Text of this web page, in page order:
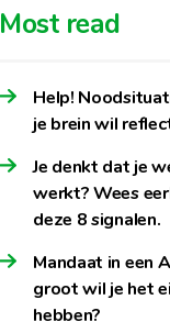
Most read
Help!
je brein wil
Je denkt dat je
werkt? Wees
deze 8 signalen.
Mandaat in een
groot wil je het
hebben?